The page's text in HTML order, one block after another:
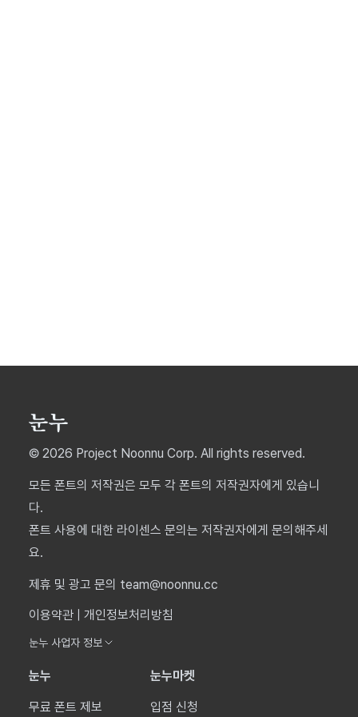
© 2026 Project Noonnu Corp. All rights reserved.
모든 폰트의 저작권은 모두 각 폰트의 저작권자에게 있습니
다.
폰트 사용에 대한 라이센스 문의는 저작권자에게 문의해주세
요.
제휴 및 광고 문의 team@noonnu.cc
이용약관
개인정보처리방침
눈누 사업자 정보
눈누
무료 폰트 제보
눈누마켓
입점 신청